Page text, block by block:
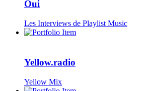
Oui
Les Interviews de Playlist Music
Yellow.radio
Yellow Mix